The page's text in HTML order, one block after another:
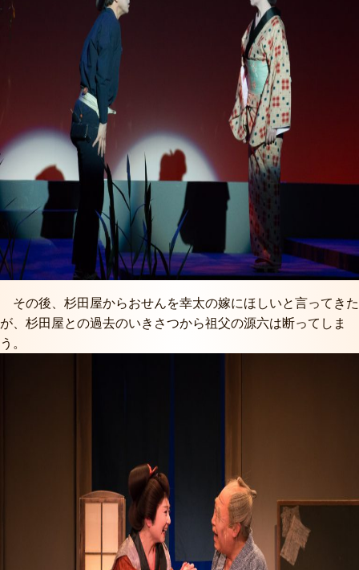
その後、杉田屋からおせんを幸太の嫁にほしいと言ってきた
が、杉田屋との過去のいきさつから祖父の源六は断ってしま